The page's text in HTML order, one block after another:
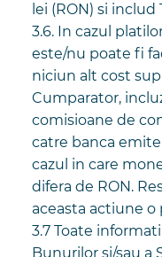
lei (RON) si includ
3.6. In cazul
este/nu poate fi
niciun alt cost
Cumparator,
comisioane de
catre banca
cazul in care
difera de RON.
aceasta actiune
3.7 Toate
Bunurilor si/sau a